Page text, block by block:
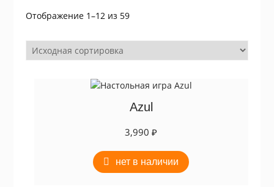
Отображение 1–12 из 59
Azul
3,990₽
нет в наличии